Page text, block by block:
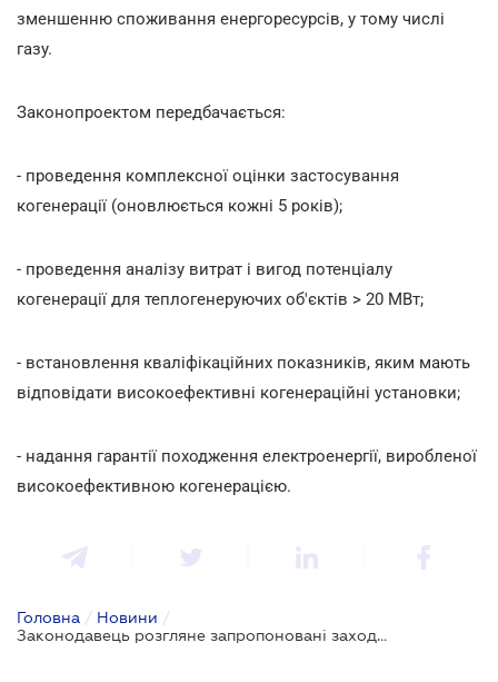
зменшенню споживання енергоресурсів, у тому числі
газу.
Законопроектом передбачається:
- проведення комплексної оцінки застосування
когенерації (оновлюється кожні 5 років);
- проведення аналізу витрат і вигод потенціалу
когенерації для теплогенеруючих об'єктів > 20 МВт;
- встановлення кваліфікаційних показників, яким мають
відповідати високоефективні когенераційні установки;
- надання гарантії походження електроенергії, виробленої
високоефективною когенерацією.
Головна / Новини /
Законодавець розгляне запропоновані заходи з розвитку когенерації